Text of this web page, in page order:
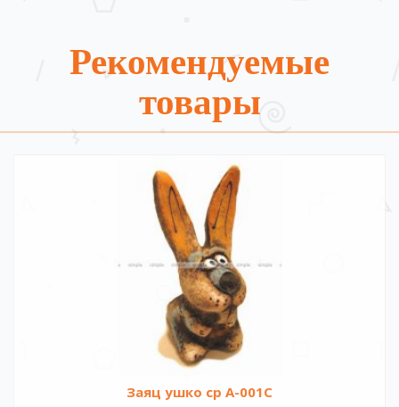
Рекомендуемые
товары
Заяц ушко ср A-001C